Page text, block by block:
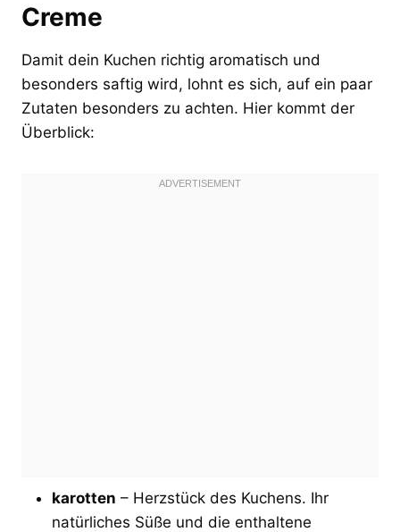
Creme
Damit dein Kuchen richtig aromatisch und
besonders saftig wird, lohnt es sich, auf ein paar
Zutaten besonders zu achten. Hier kommt der
Überblick:
karotten – Herzstück des Kuchens. Ihr
natürliches Süße und die enthaltene